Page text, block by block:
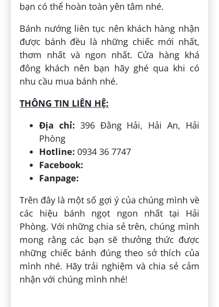
bạn có thể hoàn toàn yên tâm nhé.
Bánh nướng liên tục nên khách hàng nhận
được bánh đều là những chiếc mới nhất,
thơm nhất và ngon nhất. Cửa hàng khá
đông khách nên bạn hãy ghé qua khi có
nhu cầu mua bánh nhé.
THÔNG TIN LIÊN HỆ:
Địa chỉ: 396 Đằng Hải, Hải An, Hải
Phòng
Hotline: 0934 36 7747
Facebook:
Fanpage:
Trên đây là một số gợi ý của chúng mình về
các hiệu bánh ngọt ngon nhất tại Hải
Phòng. Với những chia sẻ trên, chúng mình
mong rằng các bạn sẽ thưởng thức được
những chiếc bánh đúng theo sở thích của
mình nhé. Hãy trải nghiệm và chia sẻ cảm
nhận với chúng mình nhé!